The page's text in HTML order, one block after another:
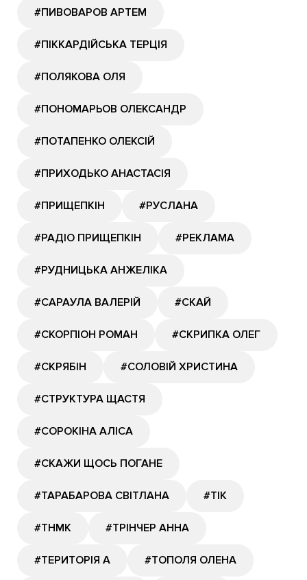
#ПИВОВАРОВ АРТЕМ
#ПІККАРДІЙСЬКА ТЕРЦІЯ
#ПОЛЯКОВА ОЛЯ
#ПОНОМАРЬОВ ОЛЕКСАНДР
#ПОТАПЕНКО ОЛЕКСІЙ
#ПРИХОДЬКО АНАСТАСІЯ
#ПРИЩЕПКІН #РУСЛАНА
#РАДІО ПРИЩЕПКІН #РЕКЛАМА
#РУДНИЦЬКА АНЖЕЛІКА
#САРАУЛА ВАЛЕРІЙ #СКАЙ
#СКОРПІОН РОМАН #СКРИПКА ОЛЕГ
#СКРЯБІН #СОЛОВІЙ ХРИСТИНА
#СТРУКТУРА ЩАСТЯ
#СОРОКІНА АЛІСА
#СКАЖИ ЩОСЬ ПОГАНЕ
#ТАРАБАРОВА СВІТЛАНА #ТІК
#ТНМК #ТРІНЧЕР АННА
#ТЕРИТОРІЯ А #ТОПОЛЯ ОЛЕНА